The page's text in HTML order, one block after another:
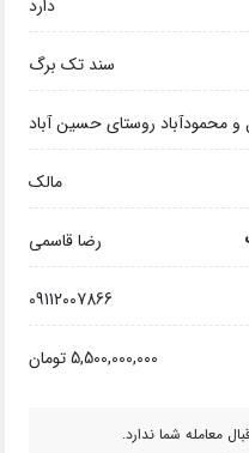
دارد
سند تک برگ
و محمودآباد روستای حسین آباد
مالک
رضا قاسمی
09112007866
5,500,000,000 تومان
معامله شما ندارد.